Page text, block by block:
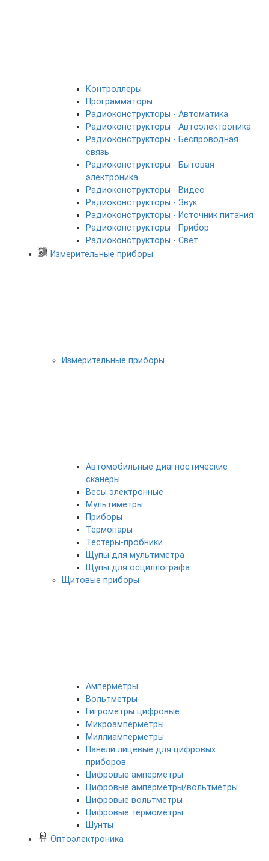
Контроллеры
Программаторы
Радиоконструкторы - Автоматика
Радиоконструкторы - Автоэлектроника
Радиоконструкторы - Беспроводная
связь
Радиоконструкторы - Бытовая
электроника
Радиоконструкторы - Видео
Радиоконструкторы - Звук
Радиоконструкторы - Источник питания
Радиоконструкторы - Прибор
Радиоконструкторы - Свет
Измерительные приборы
Измерительные приборы
Автомобильные диагностические
сканеры
Весы электронные
Мультиметры
Приборы
Термопары
Тестеры-пробники
Щупы для мультиметра
Щупы для осциллографа
Щитовые приборы
Амперметры
Вольтметры
Гигрометры цифровые
Микроамперметры
Миллиамперметры
Панели лицевые для цифровых
приборов
Цифровые амперметры
Цифровые амперметры/вольтметры
Цифровые вольтметры
Цифровые термометры
Шунты
Оптоэлектроника